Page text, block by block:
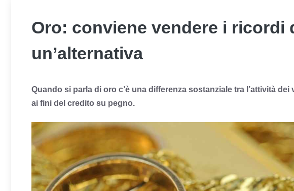
Oro: conviene vendere i ricordi
un’alternativa
Quando si parla di oro c’è una differenza sostanziale tra l’attività
ai fini del credito su pegno.